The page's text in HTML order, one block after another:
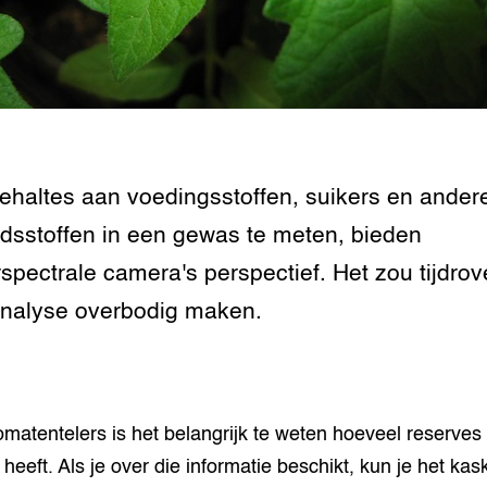
en infra
Aanpakken
Digitalisering &
en
exoten
diversiteit
aan voedingsstoffen, suikers en
in een gewas te meten, bieden
camera's perspectief. Het zou
overbodig maken.
is het belangrijk te weten hoeveel reserves
Als je over die informatie beschikt, kun je het